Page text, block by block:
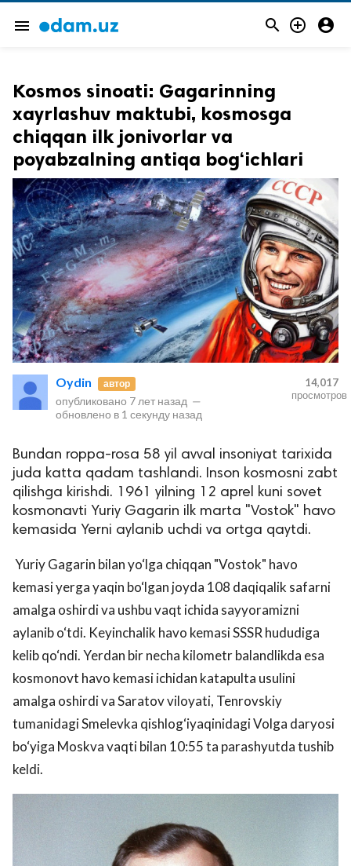
menu   
Kosmos sinoati: Gagarinning
xayrlashuv maktubi, kosmosga
chiqqan ilk jonivorlar va
poyabzalning antiqa bog‘ichlari
Oydin автор
опубликовано 7 лет назад —
обновлено в 1 секунду назад
14,017
просмотров
Bundan roppa-rosa 58 yil avval insoniyat tarixida
juda katta qadam tashlandi. Inson kosmosni zabt
qilishga kirishdi. 1961 yilning 12 aprel kuni sovet
kosmonavti Yuriy Gagarin ilk marta "Vostok" havo
kemasida Yerni aylanib uchdi va ortga qaytdi.
Yuriy Gagarin bilan yo‘lga chiqqan "Vostok" havo
kemasi yerga yaqin bo‘lgan joyda 108 daqiqalik safarni
amalga oshirdi va ushbu vaqt ichida sayyoramizni
aylanib o‘tdi. Keyinchalik havo kemasi SSSR hududiga
kelib qo‘ndi. Yerdan bir necha kilometr balandlikda esa
kosmonovt havo kemasi ichidan katapulta usulini
amalga oshirdi va Saratov viloyati, Tenrovskiy
tumanidagi Smelevka qishlog‘iyaqinidagi Volga daryosi
bo‘yiga Moskva vaqti bilan 10:55 ta parashyutda tushib
keldi.